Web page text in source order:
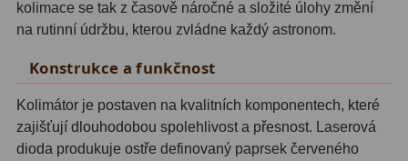
Zaostření11
Komponenty78
kolimace se tak z časově náročné a složité úlohy změní
na rutinní údržbu, kterou zvládne každý astronom.
Konstrukce a funkčnost
Kolimátor je postaven na kvalitních komponentech, které
zajišťují dlouhodobou spolehlivost a přesnost. Laserová
dioda produkuje ostře definovaný paprsek červeného